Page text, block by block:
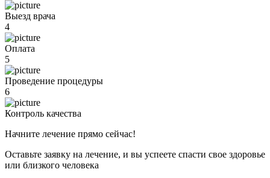
Выезд врача
4
Оплата
5
Проведение процедуры
6
Контроль качества
Начните лечение прямо сейчас!
Оставьте заявку на лечение, и вы успеете спасти свое здоровье
или близкого человека